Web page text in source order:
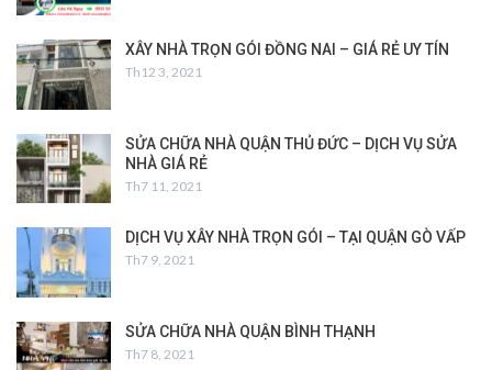
XÂY NHÀ TRỌN GÓI ĐỒNG NAI – GIÁ RẺ UY TÍN
Th12 3, 2021
SỬA CHỮA NHÀ QUẬN THỦ ĐỨC – DỊCH VỤ SỬA
NHÀ GIÁ RẺ
Th7 11, 2021
DỊCH VỤ XÂY NHÀ TRỌN GÓI – TẠI QUẬN GÒ VẤP
Th7 9, 2021
SỬA CHỮA NHÀ QUẬN BÌNH THẠNH
Th7 8, 2021